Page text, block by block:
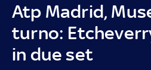
Atp Madrid,
turno:
in due set